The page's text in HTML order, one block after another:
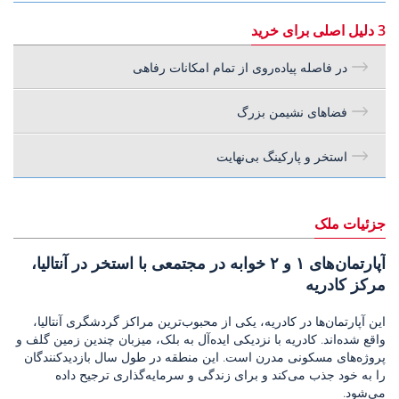
3 دلیل اصلی برای خرید
در فاصله پیاده‌روی از تمام امکانات رفاهی
فضاهای نشیمن بزرگ
استخر و پارکینگ بی‌نهایت
جزئیات ملک
آپارتمان‌های ۱ و ۲ خوابه در مجتمعی با استخر در آنتالیا،
مرکز کادریه
این آپارتمان‌ها در کادریه، یکی از محبوب‌ترین مراکز گردشگری آنتالیا،
واقع شده‌اند. کادریه با نزدیکی ایده‌آل به بلک، میزبان چندین زمین گلف و
پروژه‌های مسکونی مدرن است. این منطقه در طول سال بازدیدکنندگان
را به خود جذب می‌کند و برای زندگی و سرمایه‌گذاری ترجیح داده
می‌شود.